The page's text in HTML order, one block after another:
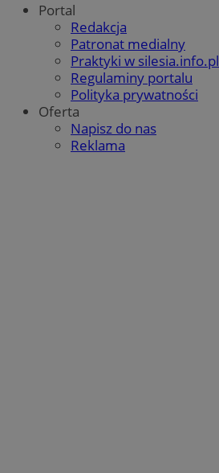
Portal
Redakcja
Patronat medialny
Praktyki w silesia.info.pl
Regulaminy portalu
Polityka prywatności
Oferta
Napisz do nas
Reklama